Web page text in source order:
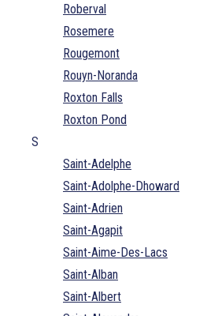
Roberval
Rosemere
Rougemont
Rouyn-Noranda
Roxton Falls
Roxton Pond
S
Saint-Adelphe
Saint-Adolphe-Dhoward
Saint-Adrien
Saint-Agapit
Saint-Aime-Des-Lacs
Saint-Alban
Saint-Albert